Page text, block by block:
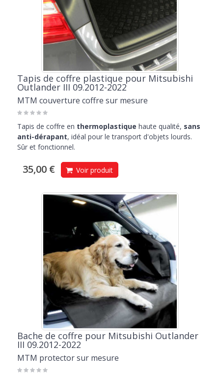
Tapis de coffre plastique pour Mitsubishi
Outlander III 09.2012-2022
MTM couverture coffre sur mesure
Tapis de coffre en thermoplastique haute qualité, sans
anti-dérapant, idéal pour le transport d'objets lourds.
Sûr et fonctionnel.
35,00 € Voir produit
Bache de coffre pour Mitsubishi Outlander
III 09.2012-2022
MTM protector sur mesure